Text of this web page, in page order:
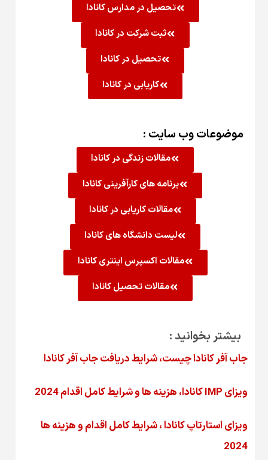
تحصیل در مدارس کانادا
ثبت شرکت در کانادا
تحصیل در کانادا
کاریابی در کانادا
موضوعات وب سایت :
مقالات زندگی در کانادا
برنامه های کارآفرینی کانادا
مقالات کاریابی در کانادا
لیست دانشگاه های کانادا
مقالات اکسپرس اینتری کانادا
مقالات تحصیل کانادا
بیشتر بخوانید :
جاب آفر کانادا چیست، شرایط دریافت جاب آفر کانادا
ویزای IMP کانادا، هزینه ها و شرایط کامل اقدام 2024
ویزای استارتاپ کانادا ، شرایط کامل اقدام و هزینه ها
2024